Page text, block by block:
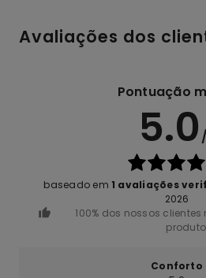
Avaliações dos
Pontuação
5.0
baseado em 1 avaliações
2026
100% dos nossos
produto
Conforto